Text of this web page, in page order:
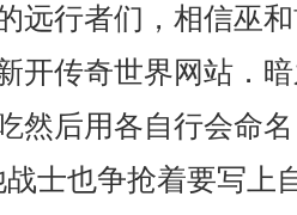
远行者们，相信巫
传奇世界网站．暗
然后用各自行会命
战士也争抢着要写上